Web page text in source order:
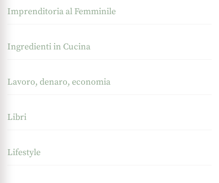
Imprenditoria al Femminile
Ingredienti in Cucina
Lavoro, denaro, economia
Libri
Lifestyle